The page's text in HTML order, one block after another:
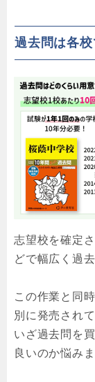
過去問は各
志望校を確定
どで幅広く過
この作業と同
別に発売され
いざ過去問を
良いのか悩みま